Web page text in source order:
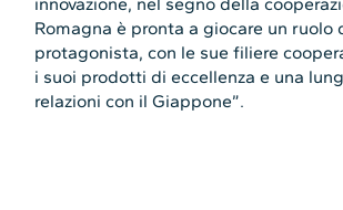
Romagna è pronta a giocare un ruolo
protagonista, con le sue filiere
i suoi prodotti di eccellenza e una
relazioni con il Giappone”.